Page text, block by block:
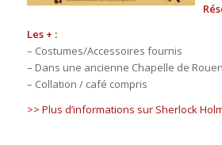
Les + :
– Costumes/Accessoires fournis
– Dans une ancienne Chapelle de Rouen
– Collation / café compris
>> Plus d’informations sur Sherlock